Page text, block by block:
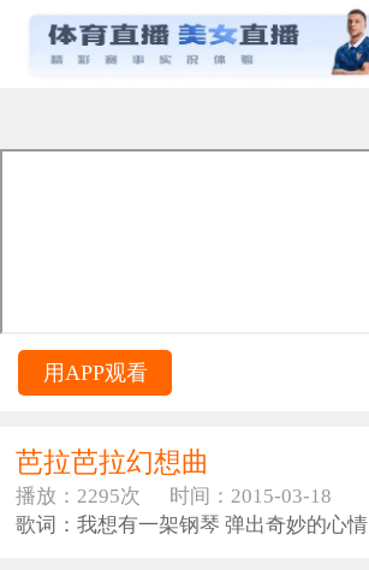
用APP观看
芭拉芭拉幻想曲
播放：2295次
时间：2015-03-18
歌词：我想有一架钢琴 弹出奇妙的心情